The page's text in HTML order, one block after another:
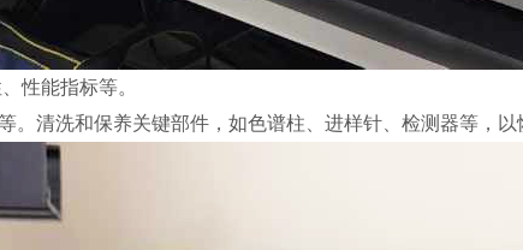
性能指标等。
清洗和保养关键部件，如色谱柱、进样针、检测器等，以